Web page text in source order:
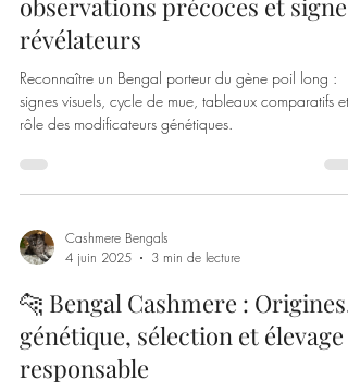
🧬 Reconnaître un porteur du
gène poil long chez le Bengal :
observations précoces et signes
révélateurs
Reconnaître un Bengal porteur du gène poil long :
signes visuels, cycle de mue, tableaux comparatifs et
rôle des modificateurs génétiques.
Cashmere Bengals
4 juin 2025
3 min de lecture
🐆 Bengal Cashmere : Origines,